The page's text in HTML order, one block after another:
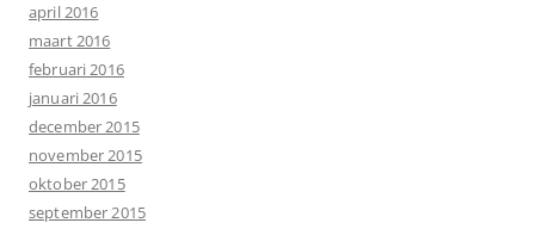
april 2016
maart 2016
februari 2016
januari 2016
december 2015
november 2015
oktober 2015
september 2015